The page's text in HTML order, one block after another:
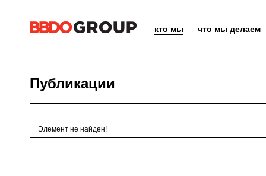
кто мы что мы делаем
Публикации
Элемент не найден!